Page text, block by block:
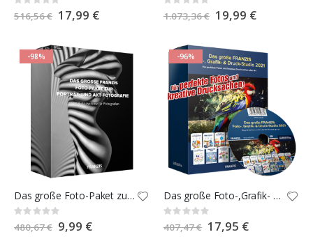
Rating:
0%
516,56 € Special
Price
17,99 €
Rating:
0%
1.073,36 € Special
Price
19,99 €
-98%
Das große Foto-Paket zur Porträt- und Akt-Fotografie
Rating:
0%
480,67 € Special
Price
9,99 €
-96%
Das große Foto-,Grafik- und Druckstudio 2021
Rating:
0%
407,47 € Special
Price
17,95 €